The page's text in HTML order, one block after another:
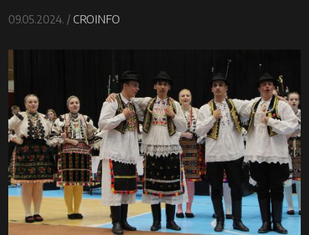
09.05.2024. / CROINFO